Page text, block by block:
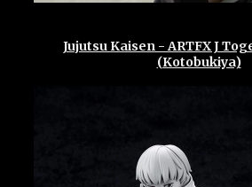
Jujutsu Kaisen - ARTFX J
(Kotobukiya)